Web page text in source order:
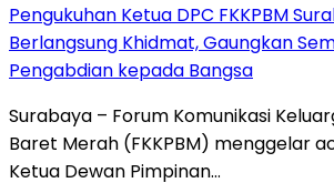
Pengukuhan Ketua DPC FKKPBM
Berlangsung Khidmat, Gaungkan
Pengabdian kepada Bangsa
Surabaya – Forum Komunikasi
Baret Merah (FKKPBM) menggelar
Ketua Dewan Pimpinan…